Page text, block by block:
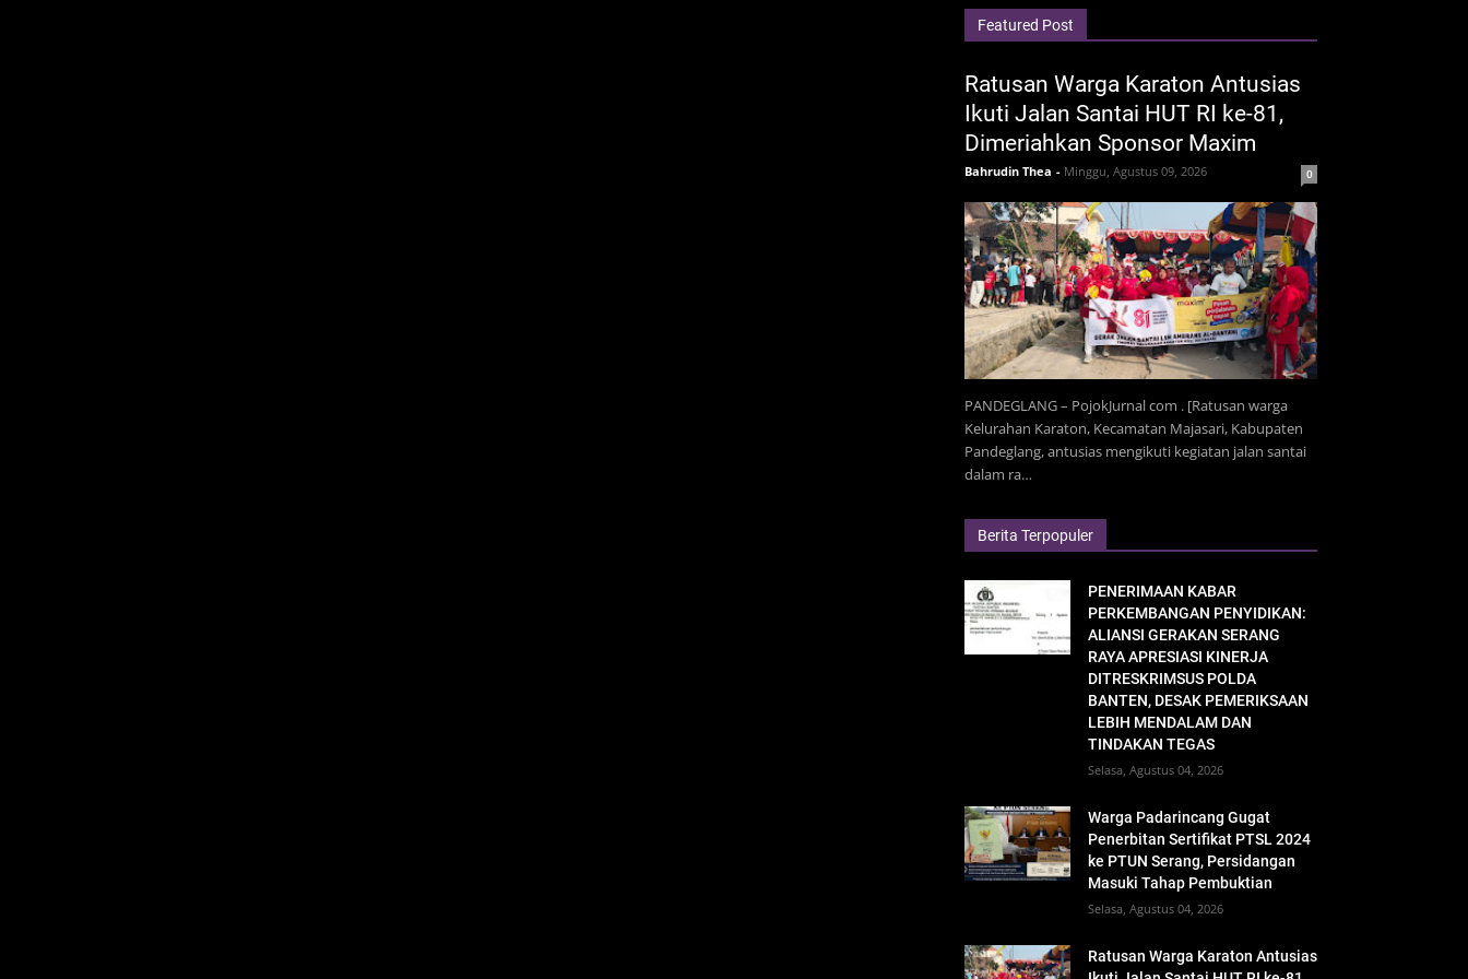
Featured Post
Ratusan Warga Karaton Antusias
Ikuti Jalan Santai HUT RI ke-81,
Dimeriahkan Sponsor Maxim
Bahrudin Thea - Minggu, Agustus 09, 2026 0
PANDEGLANG – PojokJurnal com . [Ratusan warga
Kelurahan Karaton, Kecamatan Majasari, Kabupaten
Pandeglang, antusias mengikuti kegiatan jalan santai
dalam ra…
Berita Terpopuler
PENERIMAAN KABAR
PERKEMBANGAN PENYIDIKAN:
ALIANSI GERAKAN SERANG
RAYA APRESIASI KINERJA
DITRESKRIMSUS POLDA
BANTEN, DESAK PEMERIKSAAN
LEBIH MENDALAM DAN
TINDAKAN TEGAS
Selasa, Agustus 04, 2026
Warga Padarincang Gugat
Penerbitan Sertifikat PTSL 2024
ke PTUN Serang, Persidangan
Masuki Tahap Pembuktian
Selasa, Agustus 04, 2026
Ratusan Warga Karaton Antusias